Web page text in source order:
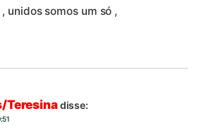
unidos somos um só ,
Teresinadisse: